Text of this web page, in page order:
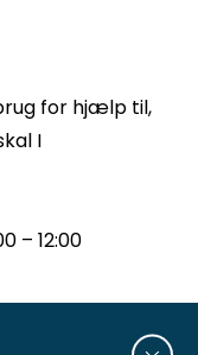
for hjælp til,
I
– 12:00